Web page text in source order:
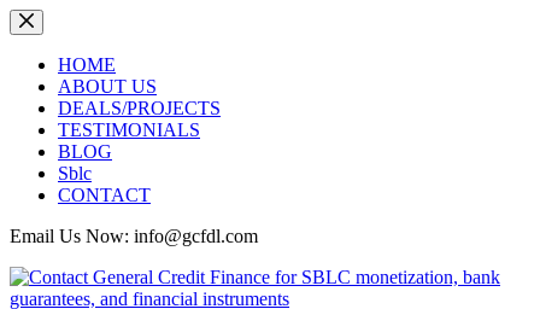
HOME
ABOUT US
DEALS/PROJECTS
TESTIMONIALS
BLOG
Sblc
CONTACT
Email Us Now: info@gcfdl.com